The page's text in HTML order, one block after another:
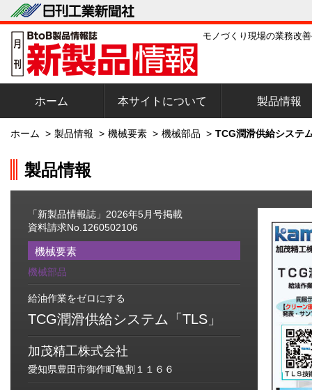
モノづくり現場の業務改
ホーム 本サイトについて 製品情報
ホーム > 製品情報 > 機械要素 > 機械部品 > TCG潤滑供給システ
製品情報
「新製品情報誌」2026年5月号掲載
資料請求No.1260502106
機械要素
機械部品
給油作業をゼロにする
TCG潤滑供給システム「TLS」
加茂精工株式会社
愛知県豊田市御作町亀割１１６６